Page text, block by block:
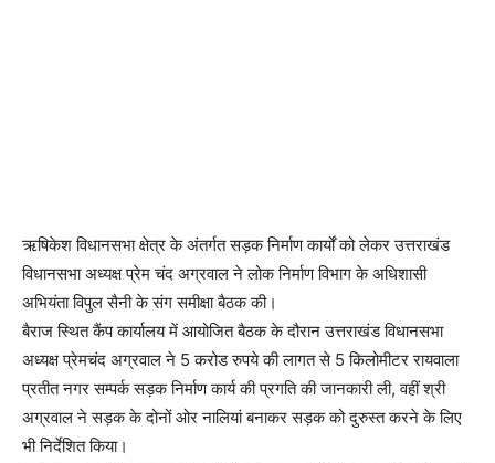
ऋषिकेश विधानसभा क्षेत्र के अंतर्गत सड़क निर्माण कार्यों को लेकर उत्तराखंड
विधानसभा अध्यक्ष प्रेम चंद अग्रवाल ने लोक निर्माण विभाग के अधिशासी
अभियंता विपुल सैनी के संग समीक्षा बैठक की।
बैराज स्थित कैंप कार्यालय में आयोजित बैठक के दौरान उत्तराखंड विधानसभा
अध्यक्ष प्रेमचंद अग्रवाल ने 5 करोड रुपये की लागत से 5 किलोमीटर रायवाला
प्रतीत नगर सम्पर्क सड़क निर्माण कार्य की प्रगति की जानकारी ली, वहीं श्री
अग्रवाल ने सड़क के दोनों ओर नालियां बनाकर सड़क को दुरुस्त करने के लिए
भी निर्देशित किया।